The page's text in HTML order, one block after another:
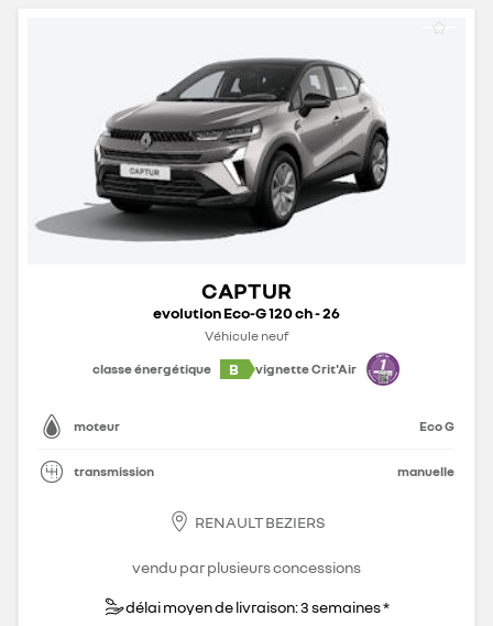
CAPTUR
evolution Eco-G 120 ch - 26
Véhicule neuf
classe énergétique
B vignette Crit'Air
moteur Eco G
transmission manuelle
RENAULT BEZIERS
vendu par plusieurs concessions
délai moyen de livraison: 3 semaines *